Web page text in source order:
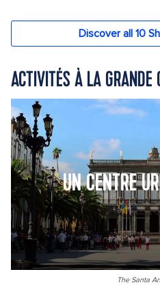
ACTIVITÉS À LA GRANDE
UN CENTRE
The Santa